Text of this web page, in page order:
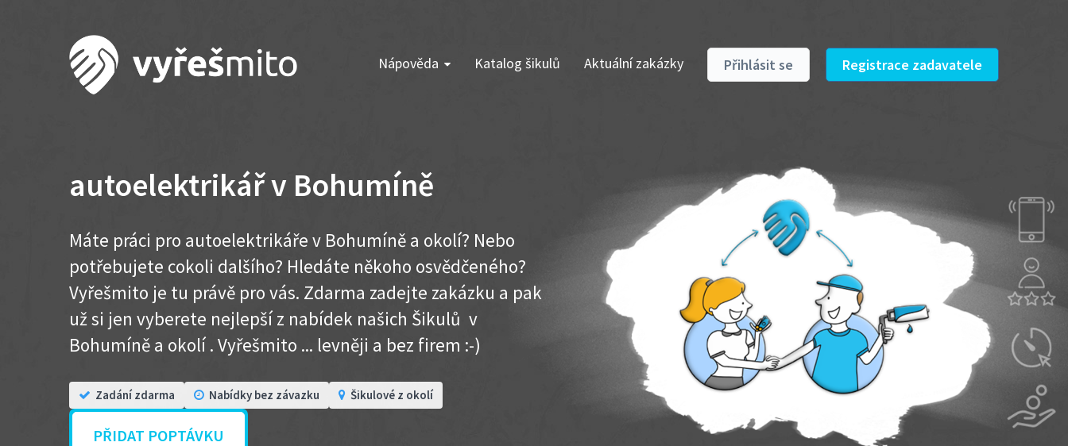
Nápověda Katalog šikulů Aktuální zakázky Přihlásit se Registrace zadavatele
autoelektrikář v Bohumíně
Máte práci pro autoelektrikáře v Bohumíně a okolí? Nebo
potřebujete cokoli dalšího? Hledáte někoho osvědčeného?
Vyřešmito je tu právě pro vás. Zdarma zadejte zakázku a pak
už si jen vyberete nejlepší z nabídek našich Šikulů v
Bohumíně a okolí . Vyřešmito ... levněji a bez firem :-)
Zadání zdarma Nabídky bez závazku Šikulové z okolí
PŘIDAT POPTÁVKU